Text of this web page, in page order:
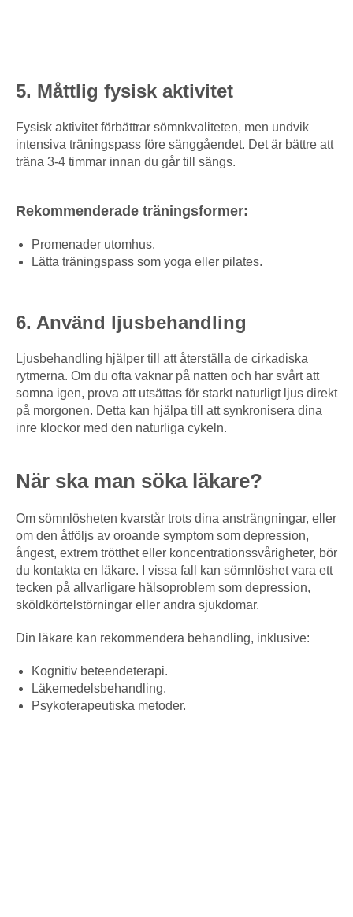
5. Måttlig fysisk aktivitet
Fysisk aktivitet förbättrar sömnkvaliteten, men undvik
intensiva träningspass före sänggåendet. Det är bättre att
träna 3-4 timmar innan du går till sängs.
Rekommenderade träningsformer:
Promenader utomhus.
Lätta träningspass som yoga eller pilates.
6. Använd ljusbehandling
Ljusbehandling hjälper till att återställa de cirkadiska
rytmerna. Om du ofta vaknar på natten och har svårt att
somna igen, prova att utsättas för starkt naturligt ljus direkt
på morgonen. Detta kan hjälpa till att synkronisera dina
inre klockor med den naturliga cykeln.
När ska man söka läkare?
Om sömnlösheten kvarstår trots dina ansträngningar, eller
om den åtföljs av oroande symptom som depression,
ångest, extrem trötthet eller koncentrationssvårigheter, bör
du kontakta en läkare. I vissa fall kan sömnlöshet vara ett
tecken på allvarligare hälsoproblem som depression,
sköldkörtelstörningar eller andra sjukdomar.
Din läkare kan rekommendera behandling, inklusive:
Kognitiv beteendeterapi.
Läkemedelsbehandling.
Psykoterapeutiska metoder.